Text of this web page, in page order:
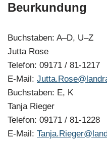
Beurkundung
Buchstaben: A–D, U–Z
Jutta Rose
Telefon: 09171 / 81-1217
E-Mail:
Buchstaben: E, K
Tanja Rieger
Telefon: 09171 / 81-1228
E-Mail: